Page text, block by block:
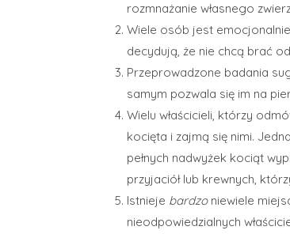
rozmnażanie własnego
Wiele osób jest
decydują, że nie chcą brać
Przeprowadzone badania
samym pozwala się im na
Wielu właścicieli, którzy
kocięta i zajmą się nimi.
pełnych nadwyżek kociąt
przyjaciół lub krewnych,
Istnieje bardzoniewiele
nieodpowiedzialnych